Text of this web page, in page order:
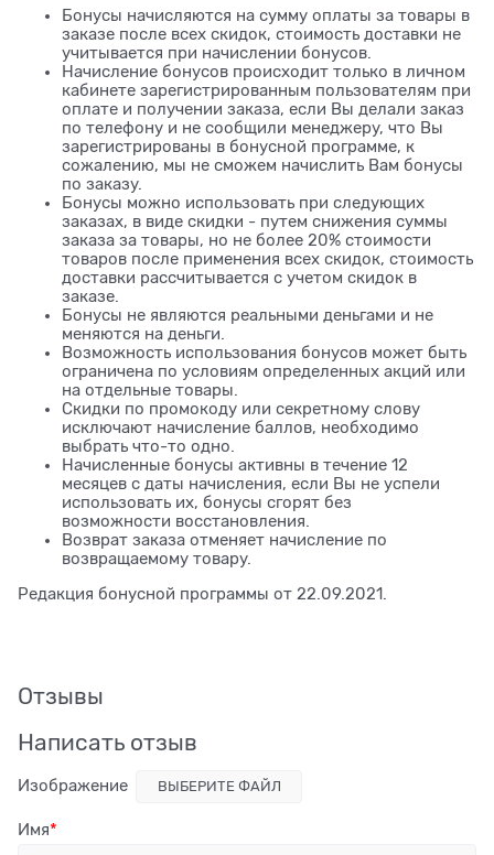
Бонусы начисляются на сумму оплаты за товары в
заказе после всех скидок, стоимость доставки не
учитывается при начислении бонусов.
Начисление бонусов происходит только в личном
кабинете зарегистрированным пользователям при
оплате и получении заказа, если Вы делали заказ
по телефону и не сообщили менеджеру, что Вы
зарегистрированы в бонусной программе, к
сожалению, мы не сможем начислить Вам бонусы
по заказу.
Бонусы можно использовать при следующих
заказах, в виде скидки - путем снижения суммы
заказа за товары, но не более 20% стоимости
товаров после применения всех скидок, стоимость
доставки рассчитывается с учетом скидок в
заказе.
Бонусы не являются реальными деньгами и не
меняются на деньги.
Возможность использования бонусов может быть
ограничена по условиям определенных акций или
на отдельные товары.
Скидки по промокоду или секретному слову
исключают начисление баллов, необходимо
выбрать что-то одно.
Начисленные бонусы активны в течение 12
месяцев с даты начисления, если Вы не успели
использовать их, бонусы сгорят без
возможности восстановления.
Возврат заказа отменяет начисление по
возвращаемому товару.
Редакция бонусной программы от 22.09.2021.
Отзывы
Написать отзыв
Изображение ВЫБЕРИТЕ ФАЙЛ
Имя